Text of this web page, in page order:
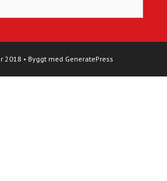
2018 • Byggt med GeneratePress